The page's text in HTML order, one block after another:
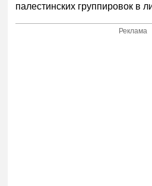
палестинских группировок в
Реклама